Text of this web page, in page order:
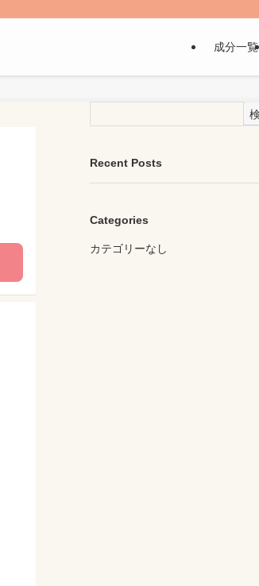
成分一覧
Recent Posts
Categories
カテゴリーなし